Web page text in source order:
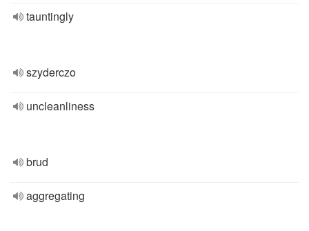
tauntingly
szyderczo
uncleanliness
brud
aggregating